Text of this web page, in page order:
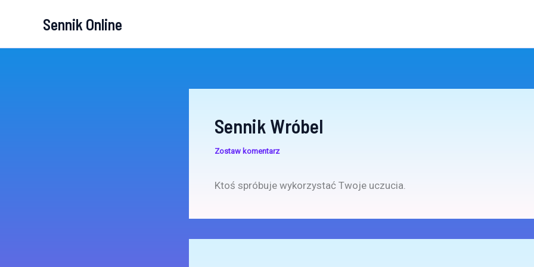
Sennik Online
Sennik Wróbel
Zostaw komentarz
Ktoś spróbuje wykorzystać Twoje uczucia.